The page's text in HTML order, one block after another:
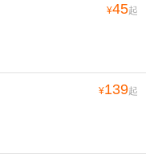
¥45起
¥139起